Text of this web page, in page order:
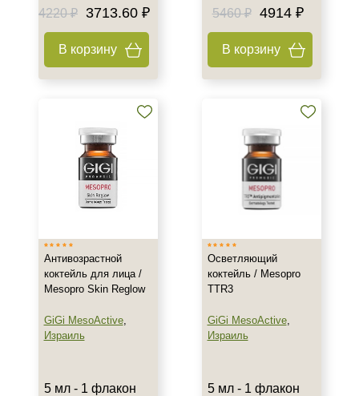
4220 ₽
3713.60 ₽
В корзину
5460 ₽
4914 ₽
В корзину
Антивозрастной
коктейль для лица /
Mesopro Skin Reglow
GiGi MesoActive,
Израиль
5 мл - 1 флакон
Осветляющий
коктейль / Mesopro
TTR3
GiGi MesoActive,
Израиль
5 мл - 1 флакон